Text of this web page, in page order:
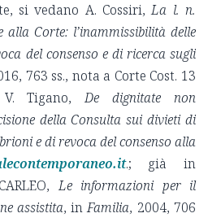
si vedano A. Cossiri,La l. n.
Corte: l’inammissibilità delle
del consenso e di ricerca sugli
763 ss., nota a Corte Cost. 13
Tigano,De dignitate non
della Consulta sui divieti di
e di revoca del consenso alla
.; già in
Le informazioni per il
assistita, inFamilia, 2004, 706